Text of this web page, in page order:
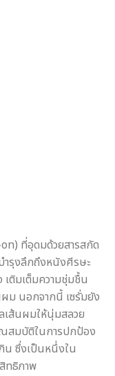
ที่อุดมด้วยสารสกัด
ำรุงลึกถึงหนังศีรษะ
เติมเต็มความชุ่มชื้น
ม นอกจากนี้ เซรั่มยัง
เส้นผมให้นุ่มสลวย
สมบัติในการปกป้อง
น ซึ่งเป็นหนึ่งใน
ทธิภาพ